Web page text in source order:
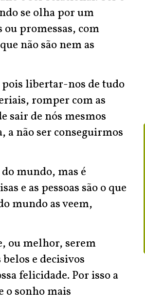
se olha por um
ou promessas, com
não são nem as
pois libertar-nos de tudo
romper com as
sair de nós mesmos
a não ser conseguirmos
mundo, mas é
e as pessoas são o que
mundo as veem,
ou melhor, serem
e decisivos
felicidade. Por isso a
o sonho mais